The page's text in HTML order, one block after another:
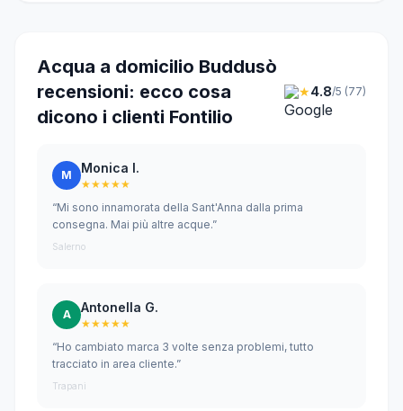
Acqua a domicilio Buddusò
recensioni: ecco cosa
dicono i clienti Fontilio
★4.8/5 (77)
M Monica I.
★★★★★
“Mi sono innamorata della Sant'Anna dalla prima
consegna. Mai più altre acque.”
Salerno
A Antonella G.
★★★★★
“Ho cambiato marca 3 volte senza problemi, tutto
tracciato in area cliente.”
Trapani